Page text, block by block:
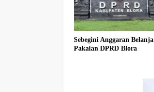
Sebegini Anggaran Belanja
Pakaian DPRD Blora